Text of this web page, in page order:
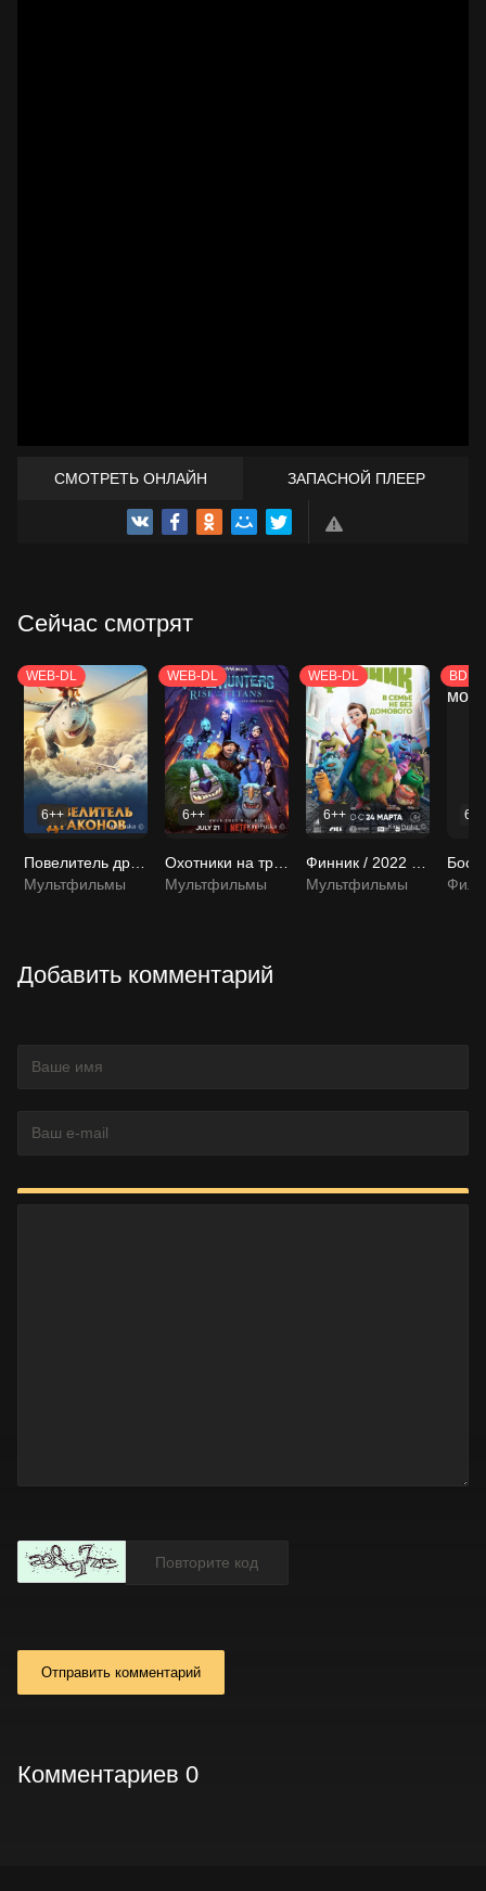
СМОТРЕТЬ ОНЛАЙН ЗАПАСНОЙ ПЛЕЕР
ТРЕЙЛЕР
Сейчас смотрят
WEB-DL
6++
Мультфильмы
WEB-DL
6++
Мультфильмы
WEB-DL
6++
Мультфильмы
6++
Добавить комментарий
Отправить комментарий
Комментариев 0